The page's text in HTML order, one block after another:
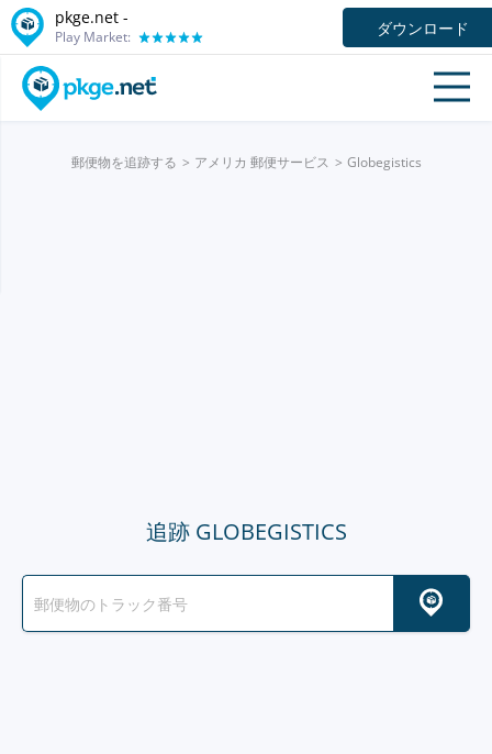
pkge.net -
Play Market: ダウンロード
郵便物を追跡する アメリカ 郵便サービス Globegistics
追跡 GLOBEGISTICS